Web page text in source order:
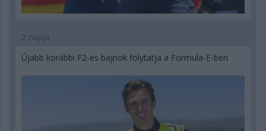
2 napja
Újabb korábbi F2-es bajnok folytatja a Formula-E-ben